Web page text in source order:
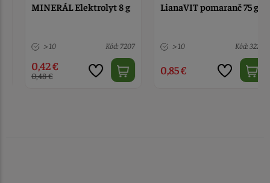
MINERÁL Elektrolyt 8 g
> 10 Kód: 7207
0,42 €
0,48 €
LianaVIT pomaranč 75 g
> 10 Kód: 3229
0,85 €